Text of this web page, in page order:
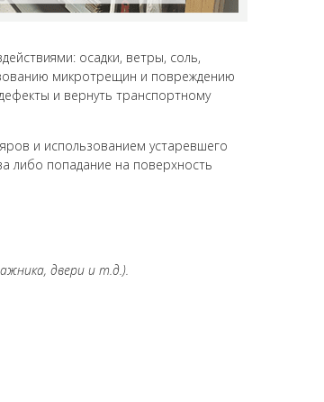
осадки, ветры, соль,
микротрещин и повреждению
и вернуть транспортному
и использованием устаревшего
либо попадание на поверхность
двери и т.д.).